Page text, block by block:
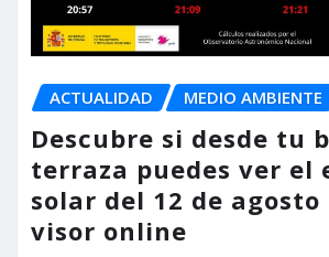
ACTUALIDAD MEDIO AMBIENTE
Descubre si desde tu
terraza puedes ver el
solar del 12 de agosto
visor online